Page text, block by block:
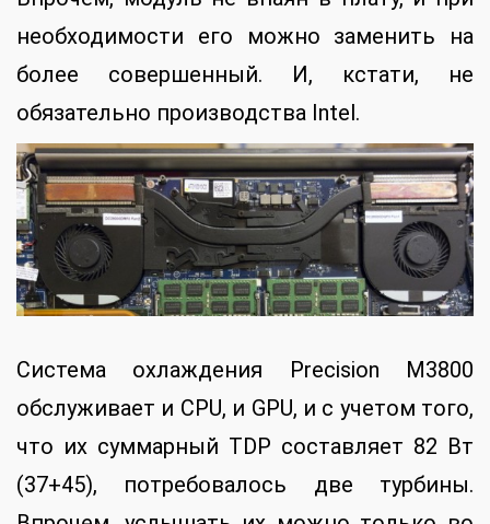
необходимости его можно заменить на
более совершенный. И, кстати, не
обязательно производства Intel.
Система охлаждения Precision M3800
обслуживает и CPU, и GPU, и с учетом того,
что их суммарный TDP составляет 82 Вт
(37+45), потребовалось две турбины.